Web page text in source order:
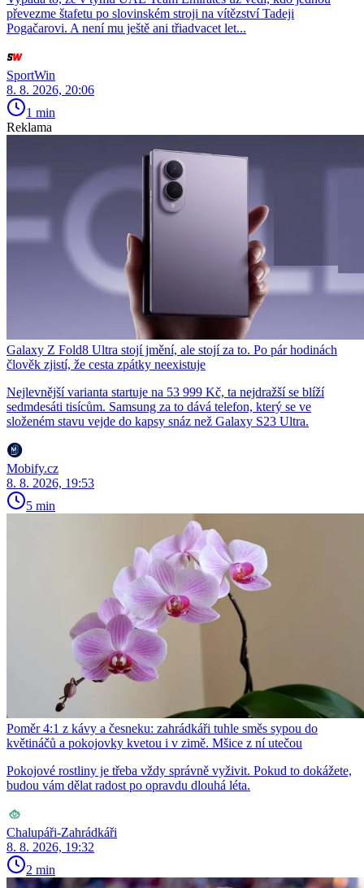
převezme štafetu po slovinském stroji na vítězství Tadeji
Pogačarovi. A není mu ještě ani třiadvacet let...
SportWin
8. 8. 2026, 20:06
1 min
Reklama
Galaxy Z Fold8 Ultra stojí jmění, ale stojí za to. Po pár hodinách
člověk zjistí, že cesta zpátky neexistuje
Nejlevnější varianta startuje na 53 999 Kč, ta nejdražší se blíží
sedmdesáti tisícům. Samsung za to dává telefon, který se ve
složeném stavu vejde do kapsy snáz než Galaxy S23 Ultra.
Mobify.cz
8. 8. 2026, 19:53
5 min
Poměr 4:1 z kávy a česneku: zahrádkáři tuhle směs sypou do
květináčů a pokojovky kvetou i v zimě. Mšice z ní utečou
Pokojové rostliny je třeba vždy správně vyživit. Pokud to dokážete,
budou vám dělat radost po opravdu dlouhá léta.
Chalupáři-Zahrádkáři
8. 8. 2026, 19:32
2 min